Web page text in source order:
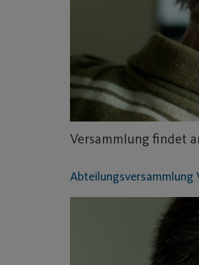
Versammlung findet
Abteilungsversammlung